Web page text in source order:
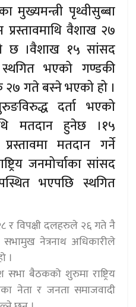
मुख्यमन्त्री पृथ्वीसुब्बा
वैशाख २७
छ ।वैशाख १५ सांसद
स्थगित भएको गण्डकी
गते बस्ने भएको हो ।
दर्ता भएको
मतदान हुनेछ ।१५
मतदान गर्ने
जनमोर्चाका सांसद
भएपछि स्थगित
र विपक्षी दलहरुले २६ गते नै
नेत्रनाथ अधिकारीले
।
बैठकको शुरुमा राष्ट्रिय
नेता र जनता समाजवादी